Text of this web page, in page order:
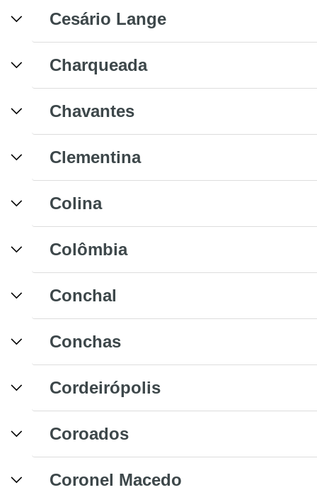
Cesário Lange
Charqueada
Chavantes
Clementina
Colina
Colômbia
Conchal
Conchas
Cordeirópolis
Coroados
Coronel Macedo